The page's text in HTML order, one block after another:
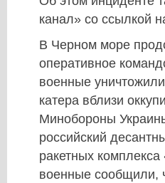
канал» со ссылкой
В Черном море
оперативное
военные
катера вблизи
Минобороны
российский
ракетных
военные сообщили,